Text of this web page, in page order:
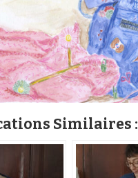
Similaires :